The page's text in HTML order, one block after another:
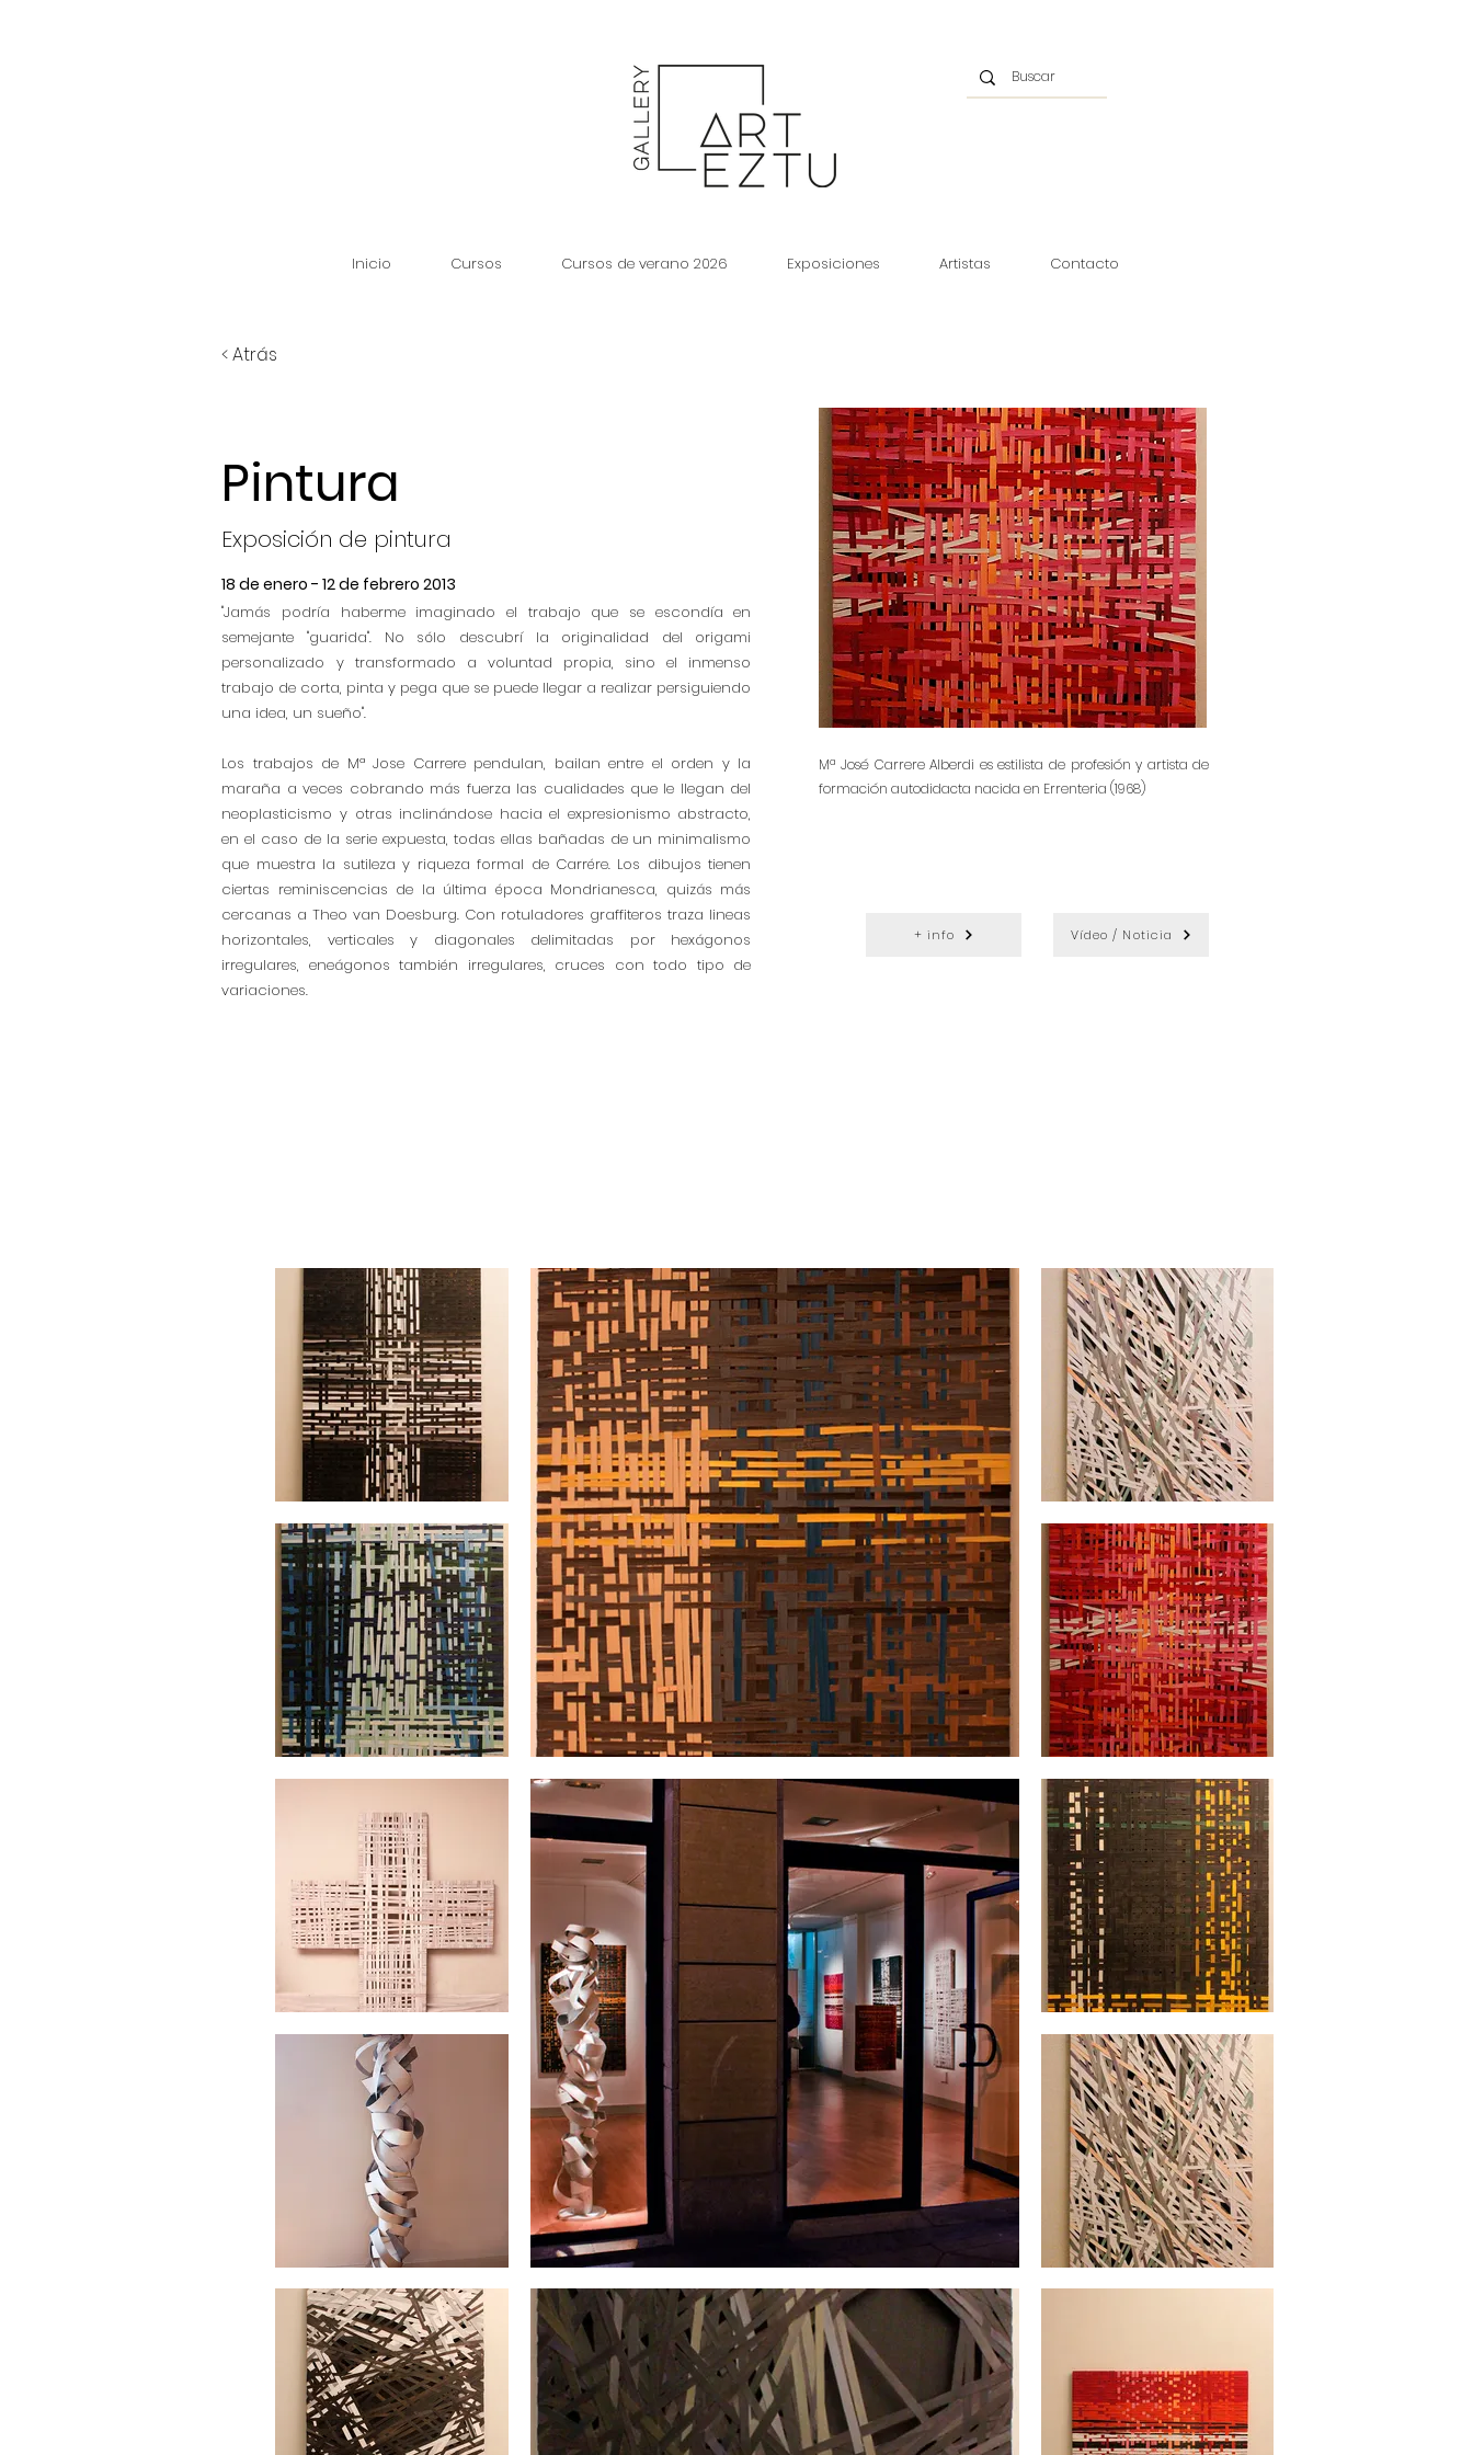
Inicio Cursos Cursos de verano 2026 Exposiciones Artistas Contacto
< Atrás
Pintura
Exposición de pintura
18 de enero - 12 de febrero 2013
"Jamás podría haberme imaginado el trabajo que se escondía en
semejante "guarida". No sólo descubrí la originalidad del origami
personalizado y transformado a voluntad propia, sino el inmenso
trabajo de corta, pinta y pega que se puede llegar a realizar persiguiendo
una idea, un sueño".
Los trabajos de Mª Jose Carrere pendulan, bailan entre el orden y la
maraña a veces cobrando más fuerza las cualidades que le llegan del
neoplasticismo y otras inclinándose hacia el expresionismo abstracto,
en el caso de la serie expuesta, todas ellas bañadas de un minimalismo
que muestra la sutileza y riqueza formal de Carrére. Los dibujos tienen
ciertas reminiscencias de la última época Mondrianesca, quizás más
cercanas a Theo van Doesburg. Con rotuladores graffiteros traza lineas
horizontales, verticales y diagonales delimitadas por hexágonos
irregulares, eneágonos también irregulares, cruces con todo tipo de
variaciones.
Mª José Carrere Alberdi es estilista de profesión y artista de
formación autodidacta nacida en Errenteria (1968)
+ info Vídeo / Noticia